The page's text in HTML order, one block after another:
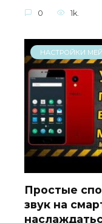
0 1k.
НАСТРОЙКИ
Простые
звук на